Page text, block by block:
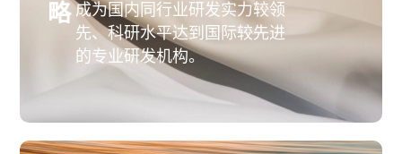
略 成为国内同行业研发实力较领
先、科研水平达到国际较先进
的专业研发机构。